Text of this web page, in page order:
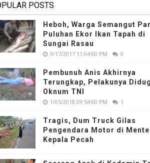
POSTS
Heboh, Warga Semangut
Puluhan Ekor Ikan Tapah di
Sungai Rasau
9/17/2017 11:04:00 PM 0
Pembunuh Anis Akhirnya
Terungkap, Pelakunya
Oknum TNI
1/05/2018 09:54:00 PM 1
Tragis, Dum Truck Gilas
Pengendara Motor di
Kepala Pecah